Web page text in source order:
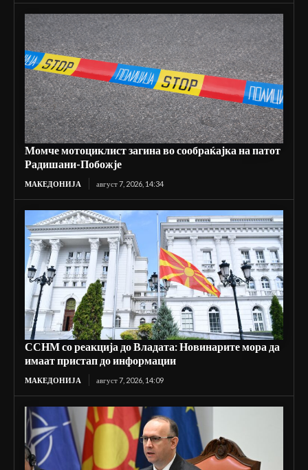
Момче мотоциклист загина во сообраќајка на патот
Радишани-Побожје
МАКЕДОНИЈА август 7, 2026, 14:34
ССНМ со реакција до Владата: Новинарите мора да
имаат пристап до информации
МАКЕДОНИЈА август 7, 2026, 14:09